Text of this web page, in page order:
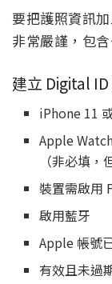
要把護照資訊
非常嚴謹，包
建立 Digital
iPhone 11
Apple
（非必填，
裝置需啟用
啟用藍牙
Apple 帳號
有效且未過